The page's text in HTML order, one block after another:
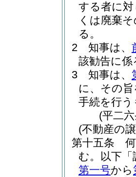
する者に
くは廃棄
る。
2
知事は、
該勧告に
3
知事は、
に、その
手続を行
(平二
(不動産の
第十五条
む。以下
第一号から